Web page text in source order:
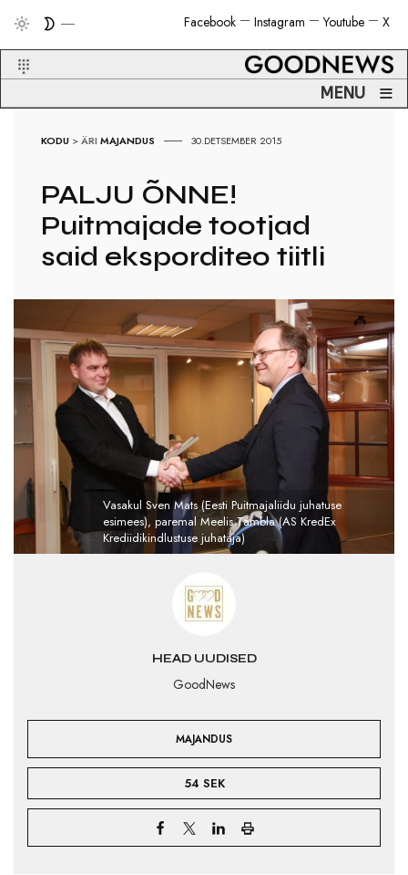
X
Youtube
Instagram
Facebook
MENU ≡
KODU >ÄRI MAJANDUS 30.DETSEMBER 2015
PALJU ÕNNE!
Puitmajade tootjad
said eksporditeo tiitli
HEAD UUDISED
GoodNews
MAJANDUS
54 SEK
Vasakul Sven Mats (Eesti Puitmajaliidu juhatuse
esimees), paremal Meelis Tambla (AS KredEx
Krediidikindlustuse juhataja)